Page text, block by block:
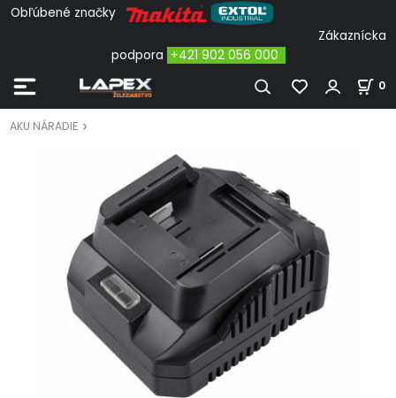
Obľúbené značky
Zákaznícka
podpora +421 902 056 000
0
AKU NÁRADIE